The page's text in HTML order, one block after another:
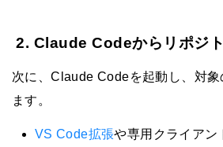
2. Claude Codeからリポジト
次に、Claude Codeを起動し、対象
ます。
VS Code拡張や専用クライアン